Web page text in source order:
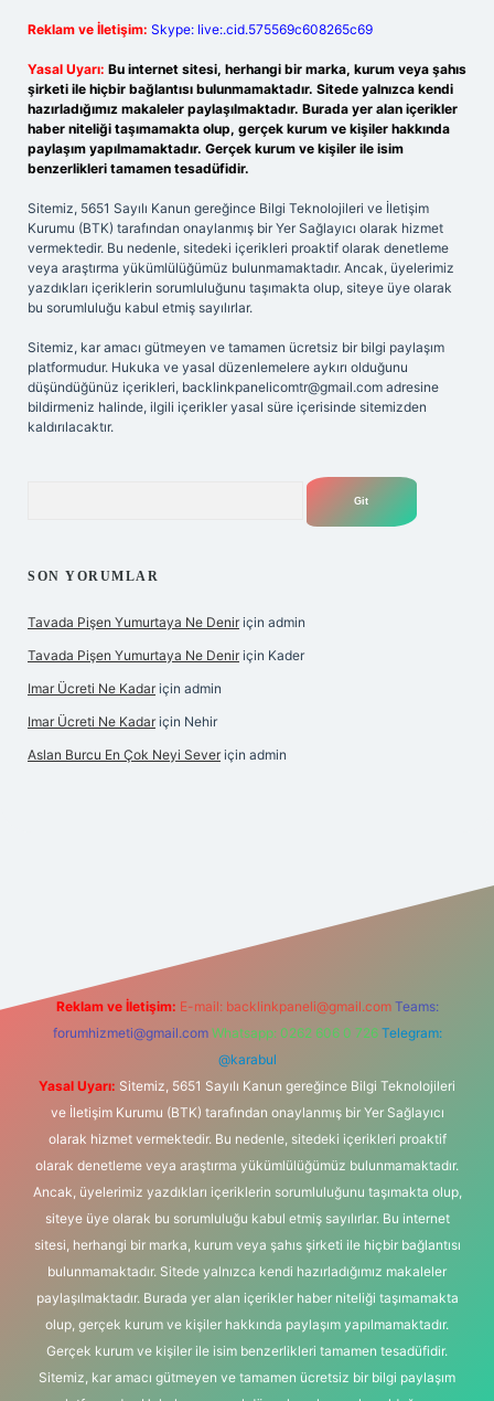
Reklam ve İletişim: Skype: live:.cid.575569c608265c69
Yasal Uyarı: Bu internet sitesi, herhangi bir marka, kurum veya şahıs
şirketi ile hiçbir bağlantısı bulunmamaktadır. Sitede yalnızca kendi
hazırladığımız makaleler paylaşılmaktadır. Burada yer alan içerikler
haber niteliği taşımamakta olup, gerçek kurum ve kişiler hakkında
paylaşım yapılmamaktadır. Gerçek kurum ve kişiler ile isim
benzerlikleri tamamen tesadüfidir.
Sitemiz, 5651 Sayılı Kanun gereğince Bilgi Teknolojileri ve İletişim
Kurumu (BTK) tarafından onaylanmış bir Yer Sağlayıcı olarak hizmet
vermektedir. Bu nedenle, sitedeki içerikleri proaktif olarak denetleme
veya araştırma yükümlülüğümüz bulunmamaktadır. Ancak, üyelerimiz
yazdıkları içeriklerin sorumluluğunu taşımakta olup, siteye üye olarak
bu sorumluluğu kabul etmiş sayılırlar.
Sitemiz, kar amacı gütmeyen ve tamamen ücretsiz bir bilgi paylaşım
platformudur. Hukuka ve yasal düzenlemelere aykırı olduğunu
düşündüğünüz içerikleri, backlinkpanelicomtr@gmail.com adresine
bildirmeniz halinde, ilgili içerikler yasal süre içerisinde sitemizden
kaldırılacaktır.
SON YORUMLAR
Tavada Pişen Yumurtaya Ne Denir için admin
Tavada Pişen Yumurtaya Ne Denir için Kader
Imar Ücreti Ne Kadar için admin
Imar Ücreti Ne Kadar için Nehir
Aslan Burcu En Çok Neyi Sever için admin
elexbetgiris.org
Reklam ve İletişim: E-mail: backlinkpaneli@gmail.com Teams:
forumhizmeti@gmail.com Whatsapp: 0262 606 0 726 Telegram:
@karabul
Yasal Uyarı: Sitemiz, 5651 Sayılı Kanun gereğince Bilgi Teknolojileri
ve İletişim Kurumu (BTK) tarafından onaylanmış bir Yer Sağlayıcı
olarak hizmet vermektedir. Bu nedenle, sitedeki içerikleri proaktif
olarak denetleme veya araştırma yükümlülüğümüz bulunmamaktadır.
Ancak, üyelerimiz yazdıkları içeriklerin sorumluluğunu taşımakta olup,
siteye üye olarak bu sorumluluğu kabul etmiş sayılırlar. Bu internet
sitesi, herhangi bir marka, kurum veya şahıs şirketi ile hiçbir bağlantısı
bulunmamaktadır. Sitede yalnızca kendi hazırladığımız makaleler
paylaşılmaktadır. Burada yer alan içerikler haber niteliği taşımamakta
olup, gerçek kurum ve kişiler hakkında paylaşım yapılmamaktadır.
Gerçek kurum ve kişiler ile isim benzerlikleri tamamen tesadüfidir.
Sitemiz, kar amacı gütmeyen ve tamamen ücretsiz bir bilgi paylaşım